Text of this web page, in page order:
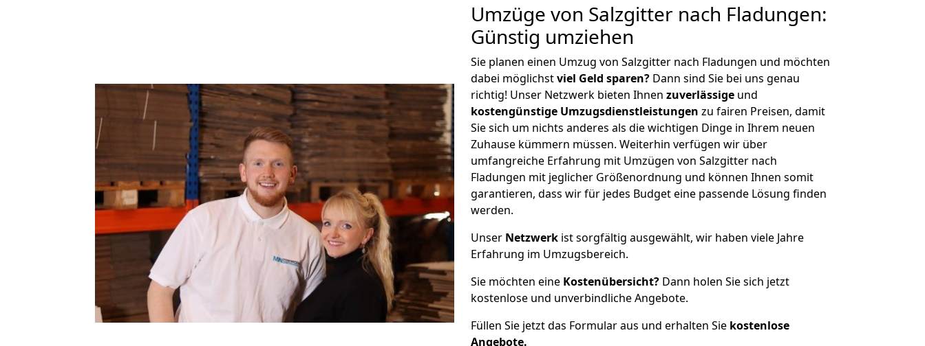
Umzüge von Salzgitter nach Fladungen:
Günstig umziehen
Sie planen einen Umzug von Salzgitter nach Fladungen und möchten
dabei möglichstviel Geld sparen? Dann sind Sie bei uns genau
richtig! Unser Netzwerk bieten Ihnen zuverlässige und
kostengünstige Umzugsdienstleistungen zu fairen Preisen, damit
Sie sich um nichts anderes als die wichtigen Dinge in Ihrem neuen
Zuhause kümmern müssen. Weiterhin verfügen wir über
umfangreiche Erfahrung mit Umzügen von Salzgitter nach
Fladungen mit jeglicher Größenordnung und können Ihnen somit
garantieren, dass wir für jedes Budget eine passende Lösung finden
werden.
Unser Netzwerk ist sorgfältig ausgewählt, wir haben viele Jahre
Erfahrung im Umzugsbereich.
Sie möchten eine Kostenübersicht? Dann holen Sie sich jetzt
kostenlose und unverbindliche Angebote.
Füllen Sie jetzt das Formular aus und erhalten Sie kostenlose
Angebote.